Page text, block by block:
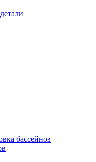
бассейнов